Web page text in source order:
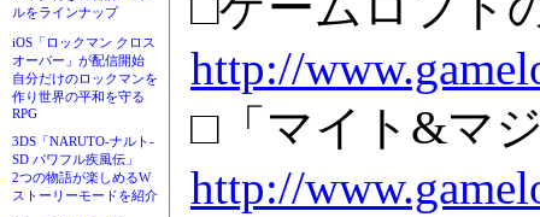
ルをラインナップ
iOS「ロックマン クロス
オーバー」が配信開始
自分だけのロックマンを
作り世界の平和を守る
RPG
3DS「NARUTO-ナルト-
SD パワフル疾風伝」
2つの物語が楽しめるW
ストーリーモードを紹介
http://
□「マイト&マ
http://